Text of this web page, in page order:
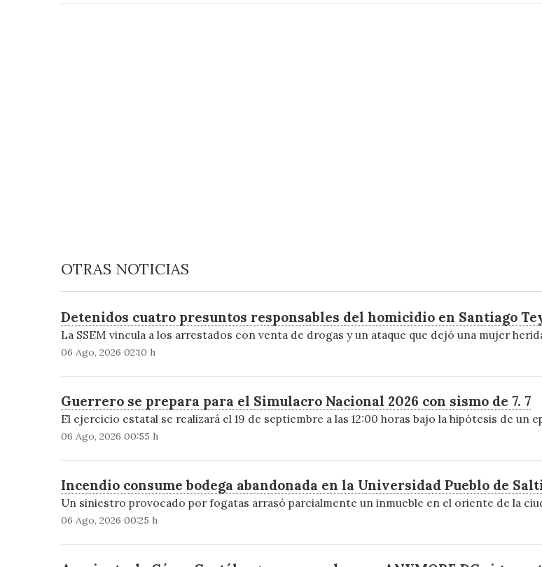
OTRAS NOTICIAS
Detenidos cuatro presuntos responsables del homicidio en Santiago
La SSEM vincula a los arrestados con venta de drogas y un ataque que dejó una mujer
06 Ago, 2026 02:10 h
Guerrero se prepara para el Simulacro Nacional 2026 con sismo de 7. 7
El ejercicio estatal se realizará el 19 de septiembre a las 12:00 horas bajo la hipótesis de un
06 Ago, 2026 00:55 h
Incendio consume bodega abandonada en la Universidad Pueblo de
Un siniestro provocado por fogatas arrasó parcialmente un inmueble en el oriente de la
06 Ago, 2026 00:25 h